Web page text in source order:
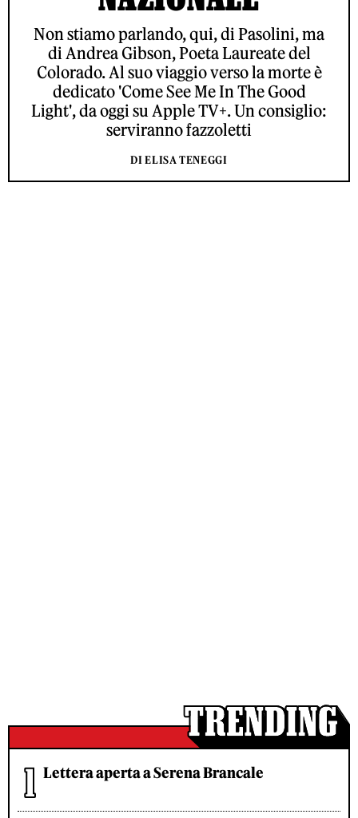
Non stiamo parlando, qui, di Pasolini, ma
di Andrea Gibson, Poeta Laureate del
Colorado. Al suo viaggio verso la morte è
dedicato 'Come See Me In The Good
Light', da oggi su Apple TV+. Un consiglio:
serviranno fazzoletti
DI ELISA TENEGGI
Lettera aperta a Serena Brancale